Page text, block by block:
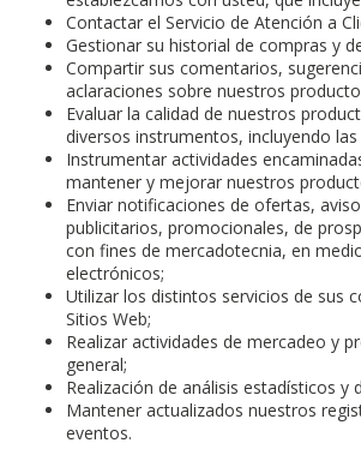
Contactar el Servicio de Atención a
Gestionar su historial de compras y
Compartir sus comentarios,
aclaraciones sobre nuestros
Evaluar la calidad de nuestros
diversos instrumentos, incluyendo las
Instrumentar actividades
mantener y mejorar nuestros
Enviar notificaciones de ofertas,
publicitarios, promocionales, de
con fines de mercadotecnia, en
electrónicos;
Utilizar los distintos servicios de sus
Sitios Web;
Realizar actividades de mercadeo y
general;
Realización de análisis estadísticos y
Mantener actualizados nuestros
eventos.